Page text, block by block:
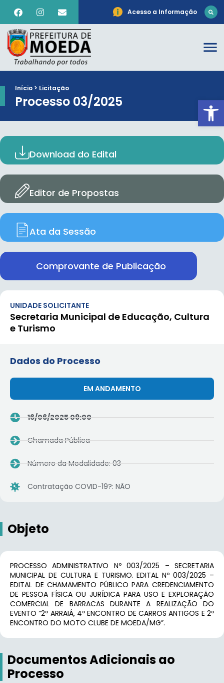
Acesso a Informação
Início > Licitação
Processo 03/2025
Download do Edital
Editor de Propostas
Ata da Sessão
Comprovante de Publicação
UNIDADE SOLICITANTE
Secretaria Municipal de Educação, Cultura
e Turismo
Dados do Processo
EM ANDAMENTO
16/06/2025 09:00
Chamada Pública
Número da Modalidade: 03
Contratação COVID-19?: NÃO
Objeto
PROCESSO ADMINISTRATIVO Nº 003/2025 – SECRETARIA
MUNICIPAL DE CULTURA E TURISMO. EDITAL Nº 003/2025 –
EDITAL DE CHAMAMENTO PÚBLICO PARA CREDENCIAMENTO
DE PESSOA FÍSICA OU JURÍDICA PARA USO E EXPLORAÇÃO
COMERCIAL DE BARRACAS DURANTE A REALIZAÇÃO DO
EVENTO “2º ARRAIÁ, 4º ENCONTRO DE CARROS ANTIGOS E 2º
ENCONTRO DO MOTO CLUBE DE MOEDA/MG”.
Documentos Adicionais ao
Processo